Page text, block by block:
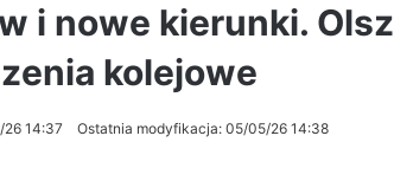
i nowe kierunki.
kolejowe
14:37 Ostatnia modyfikacja: 05/05/26 14:38